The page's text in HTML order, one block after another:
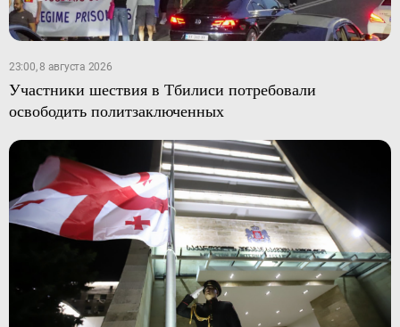
23:00, 8 августа 2026
Участники шествия в Тбилиси потребовали
освободить политзаключенных